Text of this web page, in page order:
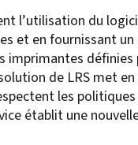
l’utilisation du
et en fournissant
définies
de LRS met
les
établit une